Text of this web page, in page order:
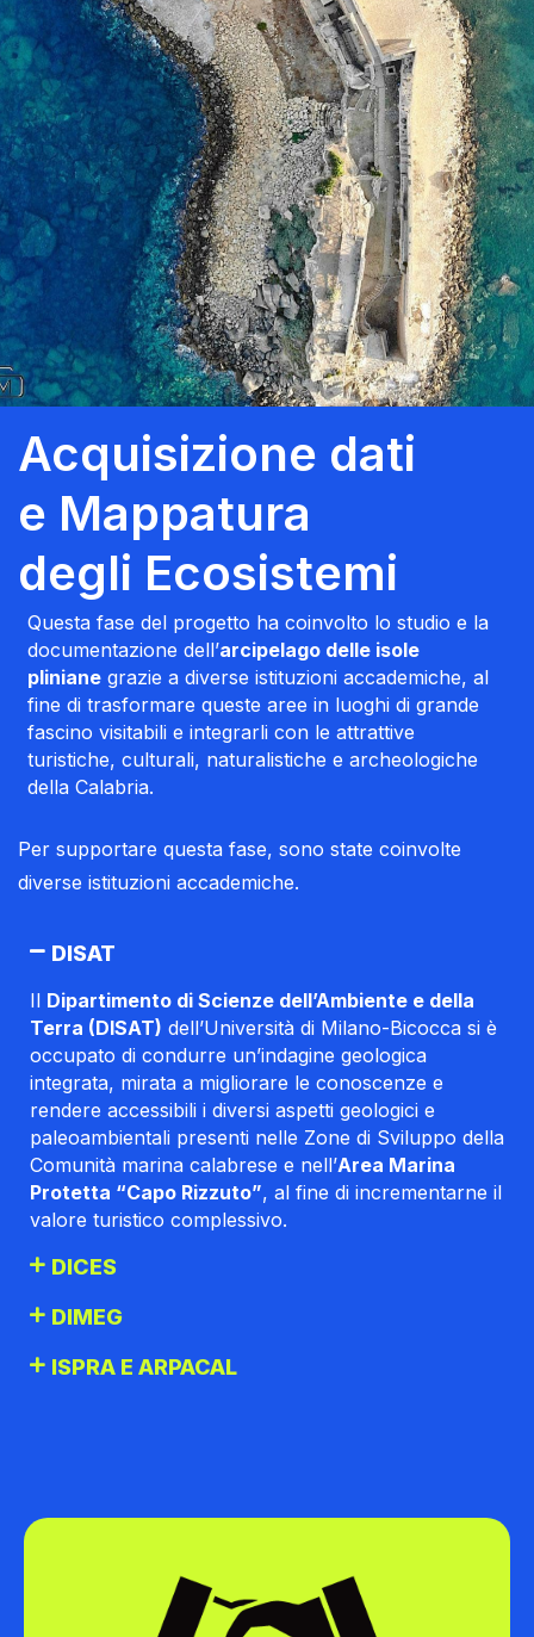
Acquisizione dati
e Mappatura
degli Ecosistemi
Questa fase del progetto ha coinvolto lo studio e la
documentazione dell’arcipelago delle isole
plinianegrazie a diverse istituzioni accademiche, al
fine di trasformare queste aree in luoghi di grande
fascino visitabili e integrarli con le attrattive
turistiche, culturali, naturalistiche e archeologiche
della Calabria.
Per supportare questa fase, sono state coinvolte
diverse istituzioni accademiche.
DISAT
Il Dipartimento di Scienze dell’Ambiente e della
Terra (DISAT) dell’Università di Milano-Bicocca si è
occupato di condurre un’indagine geologica
integrata, mirata a migliorare le conoscenze e
rendere accessibili i diversi aspetti geologici e
paleoambientali presenti nelle Zone di Sviluppo della
Comunità marina calabrese e nell’Area Marina
Protetta “Capo Rizzuto”, al fine di incrementarne il
valore turistico complessivo.
DICES
DIMEG
ISPRA E ARPACAL